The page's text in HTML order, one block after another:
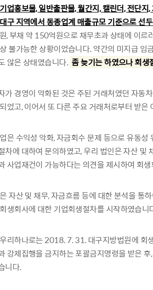
기업홍보물, 일반출판물, 월간지, 캘린더, 전단
구 지역에서 동종업계 매출규모 기준으로 선
, 부채 약 150억원으로 채무초과 상태에 이르
불가능한 상황이었습니다. 약간의 미지급
않은 상태였습니다. 좀 늦기는 하였으나 회생
가 경영이 악화된 것은 주된 거래처였던 자동
었고, 이어서 또 다른 주요 거래처로부터 받
은 수익성 악화, 자금회수 문제 등으로 유동
차에 대하여 문의하였고, 우리 법인은 자산
사업재건이 가능하다는 의견을 제시하여 회
자산 및 채무, 자금흐름 등에 대한 분석을 통
생회사에 대한 기업회생절차를 시작하였습니
리하나로는 2018. 7. 31. 대구지방법원에 회
강제집행을 금지하는 포괄금지명령을 받은
니다.